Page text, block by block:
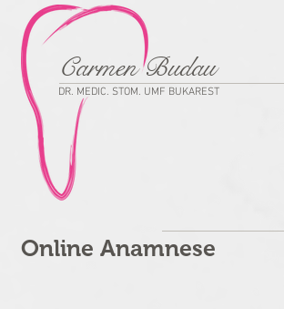
Carmen Budau
DR. MEDIC. STOM. UMF BUKAREST
Online Anamnese